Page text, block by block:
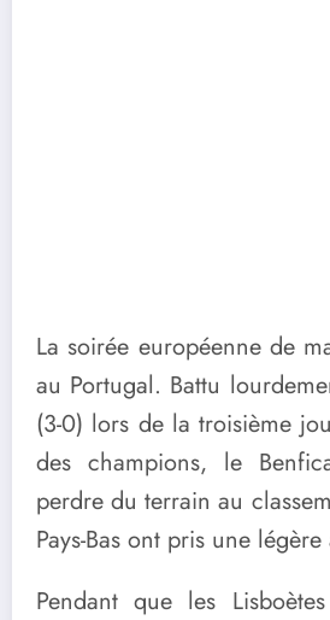
La soirée européenne de
au Portugal. Battu
(3-0) lors de la troisième
des champions, le
perdre du terrain au
Pays-Bas ont pris une légère
Pendant que les